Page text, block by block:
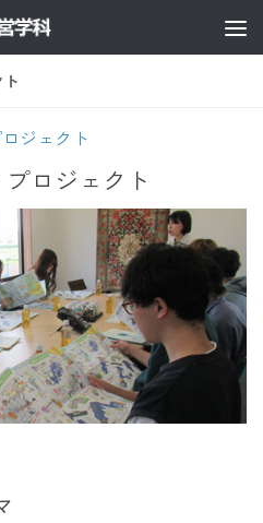
ジェクト
ロジェクト